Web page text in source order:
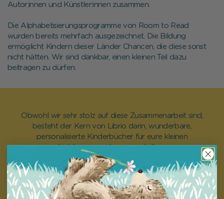
Autor:innen und Künstler:innen zusammen.
Die Alphabetisierungsprogramme von Room to Read
wurden bereits mehrfach ausgezeichnet. Die Bildung
ermöglicht Kindern dieser Länder Chancen, die diese sonst
nicht hätten. Wir sind dankbar, einen kleinen Teil dazu
beitragen zu dürfen.
Obwohl wir sehr stolz auf diese Zusammenarbeit sind,
besteht der Kern von Librio darin, wunderbare,
personalisierte Kinderbücher für eure kleinen
Lieblingsmenschen zu erstellen.
Bist du bereit, unsere Geschichten zu entdecken?
Entdecke unsere Produkte